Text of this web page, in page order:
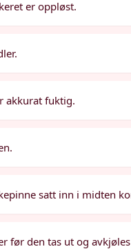
er oppløst.
akkurat fuktig.
satt inn i midten
før den tas ut og